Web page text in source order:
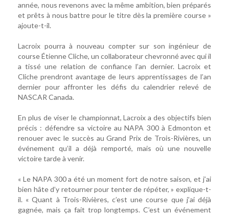
année, nous revenons avec la même ambition, bien préparés
et prêts à nous battre pour le titre dès la première course »
ajoute-t-il.
Lacroix pourra à nouveau compter sur son ingénieur de
course Étienne Cliche, un collaborateur chevronné avec qui il
a tissé une relation de confiance l’an dernier. Lacroix et
Cliche prendront avantage de leurs apprentissages de l’an
dernier pour affronter les défis du calendrier relevé de
NASCAR Canada.
En plus de viser le championnat, Lacroix a des objectifs bien
précis : défendre sa victoire au NAPA 300 à Edmonton et
renouer avec le succès au Grand Prix de Trois-Rivières, un
événement qu’il a déjà remporté, mais où une nouvelle
victoire tarde à venir.
« Le NAPA 300 a été un moment fort de notre saison, et j’ai
bien hâte d’y retourner pour tenter de répéter, » explique-t-
il. « Quant à Trois-Rivières, c’est une course que j’ai déjà
gagnée, mais ça fait trop longtemps. C’est un événement